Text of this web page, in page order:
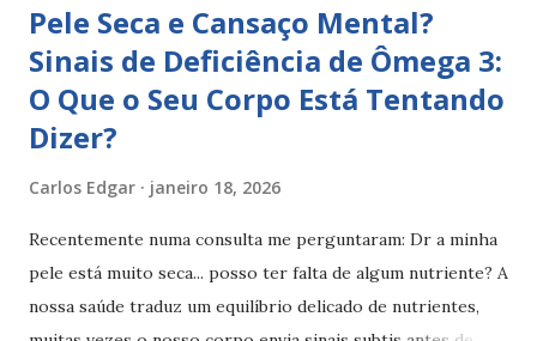
Pele Seca e Cansaço Mental?
Sinais de Deficiência de Ômega 3:
O Que o Seu Corpo Está Tentando
Dizer?
Carlos Edgar janeiro 18, 2026
Recentemente numa consulta me perguntaram: Dr a minha
pele está muito seca... posso ter falta de algum nutriente? A
nossa saúde traduz um equilíbrio delicado de nutrientes,